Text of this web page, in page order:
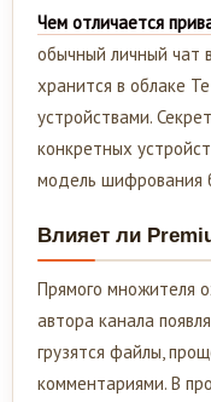
Чем отличается
обычный личный чат
хранится в облаке
устройствами.
конкретных
модель шифрования
Влияет ли
Прямого множителя
автора канала
грузятся файлы,
комментариями. В